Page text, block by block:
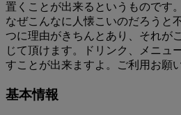
置くことが出来るというものです。
なぜこんなに人懐こいのだろうと
つに理由がきちんとあり、それが
じて頂けます。ドリンク、メニュ
すことが出来ますよ。ご利用お願
基本情報